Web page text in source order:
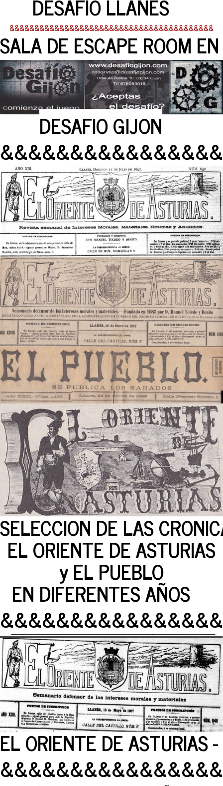
DESAFIO LLANES
&&&&&&&&&&&&&&&&&&&&&&&&&&&&&&&&&&&&&&&&&
SALA DE ESCAPE ROOM
DESAFIO GIJON
SELECCION DE LAS
EL ORIENTE DE ASTURIAS
y EL PUEBLO
EN DIFERENTES AÑOS
EL ORIENTE DE ASTURIAS